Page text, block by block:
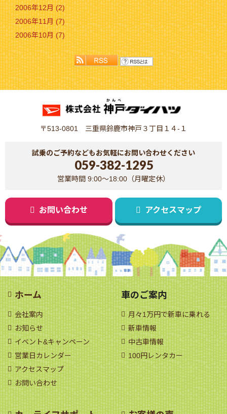
2006年12月 (2)
2006年11月 (7)
2006年10月 (7)
〒513-0801 三重県鈴鹿市神戸３丁目１４-１
試乗のご予約などもお気軽にお問い合わせください
059-382-1295
営業時間 9:00～18:00（月曜定休）
お問い合わせ アクセスマップ
ホーム
会社案内
お知らせ
イベント&キャンペーン
営業日カレンダー
アクセスマップ
お問い合わせ
車のご案内
月々1万円で新車に乗れる
新車情報
中古車情報
100円レンタカー